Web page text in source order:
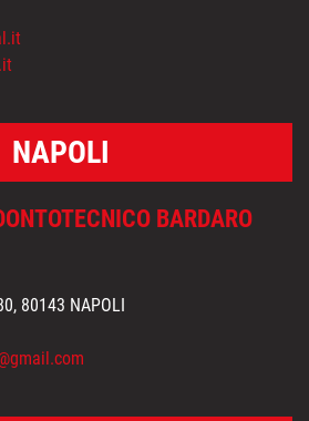
NAPOLI
BARDARO
80143 NAPOLI